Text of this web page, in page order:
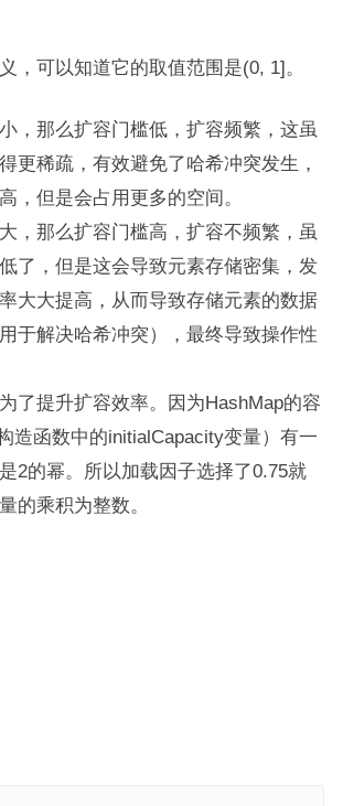
，可以知道它的取值范围是(0, 1]。
，那么扩容门槛低，扩容频繁，这虽
更稀疏，有效避免了哈希冲突发生，
，但是会占用更多的空间。
，那么扩容门槛高，扩容不频繁，虽
了，但是这会导致元素存储密集，发
大大提高，从而导致存储元素的数据
于解决哈希冲突），最终导致操作性
了提升扩容效率。因为​​HashMap​​的容
造函数中的​​initialCapacity​​变量）有一
2的幂。所以加载因子选择了0.75就
的乘积为整数。